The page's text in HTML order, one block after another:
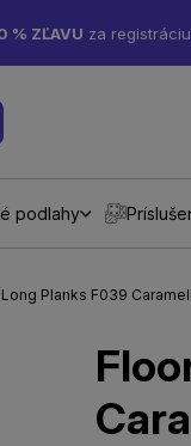
% ZĽAVU za registráciu
podlahy
Planks F039